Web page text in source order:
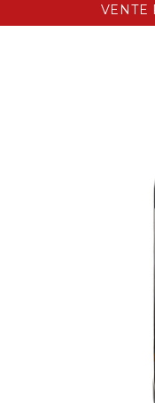
VENTE